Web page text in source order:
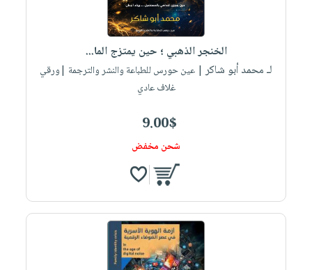
الخنجر الذهبي ؛ حين يمتزج الما...
لـ محمد أبو شاكر| عين حورس للطباعة والنشر والترجمة |ورقي
غلاف عادي
9.00$
شحن مخفض